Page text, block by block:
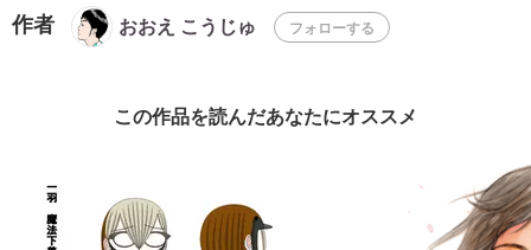
作者 おおえ こうじゅ フォローする
この作品を読んだあなたにオススメ